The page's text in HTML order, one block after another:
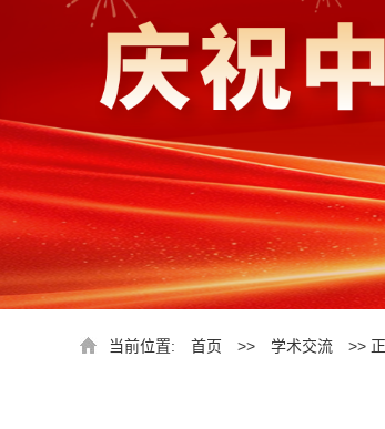
当前位置: 首页 >> 学术交流 >>